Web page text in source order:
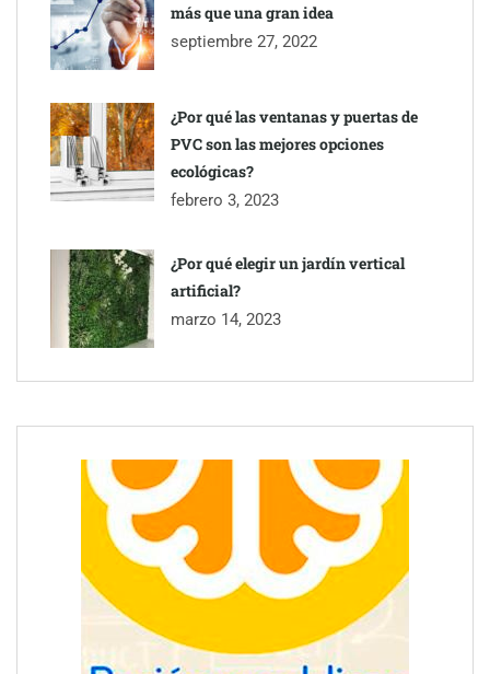
más que una gran idea
septiembre 27, 2022
¿Por qué las ventanas y puertas de
PVC son las mejores opciones
ecológicas?
febrero 3, 2023
¿Por qué elegir un jardín vertical
artificial?
marzo 14, 2023